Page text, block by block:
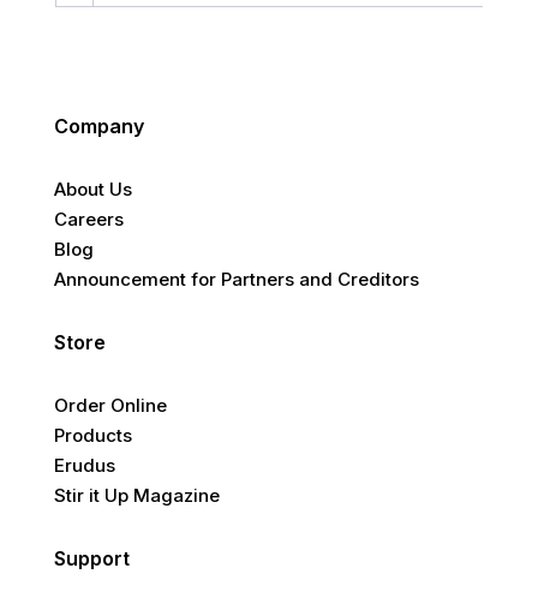
Company
About Us
Careers
Blog
Announcement for Partners and Creditors
Store
Order Online
Products
Erudus
Stir it Up Magazine
Support